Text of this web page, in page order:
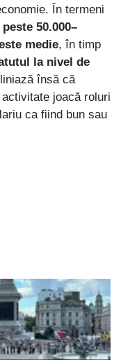
În termeni
50.000–
medie, în timp
la nivel de
însă că
joacă roluri
ca fiind bun sau